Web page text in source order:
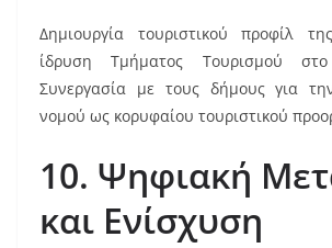
Δημιουργία τουριστικού προφίλ
ίδρυση Τμήματος Τουρισμού στο
Συνεργασία με τους δήμους για
νομού ως κορυφαίου τουριστικού
10. Ψηφιακή
και Ενίσχυση